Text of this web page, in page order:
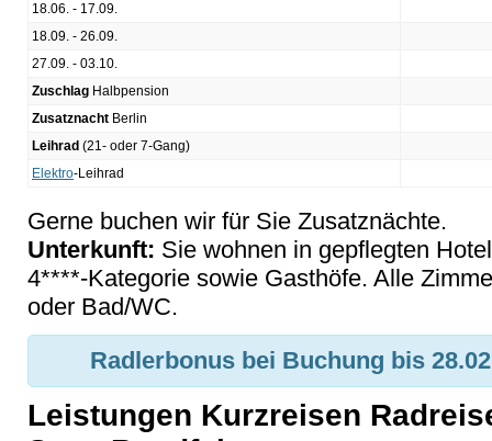
18.06. - 17.09.
18.09. - 26.09.
27.09. - 03.10.
Zuschlag Halbpension
Zusatznacht Berlin
Leihrad (21- oder 7-Gang)
Elektro-Leihrad
Gerne buchen wir für Sie Zusatznächte.
Unterkunft: Sie wohnen in gepflegten
4****-Kategorie sowie Gasthöfe. Alle
oder Bad/WC.
Radlerbonus bei Buchung bis
Leistungen Kurzreisen